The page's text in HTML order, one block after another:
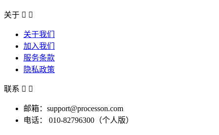
关于  
关于我们
加入我们
服务条款
隐私政策
联系  
邮箱：support@processon.com
电话：
010-82796300（个人版）